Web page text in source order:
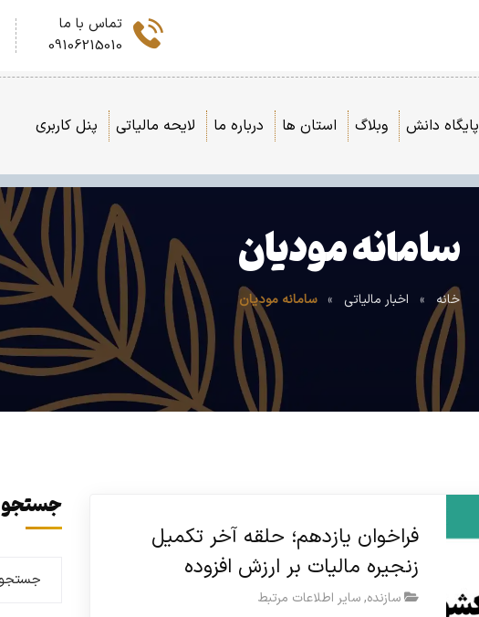
تماس با ما
09106215010
پایگاه دانش وبلاگ استان ها درباره ما لایحه مالیاتی پنل کاربری
سامانه مودیان
خانه » اخبار مالیاتی » سامانه مودیان
فراخوان یازدهم؛ حلقه آخر تکمیل
زنجیره مالیات بر ارزش افزوده
سازنده,سایر اطلاعات مرتبط
جستجو